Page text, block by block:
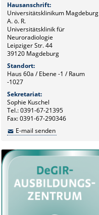
Hausanschrift:
Universitätsklinikum Magdeburg
A. ö. R.
Universitätsklinik für
Neuroradiologie
Leipziger Str. 44
39120 Magdeburg
Standort:
Haus 60a / Ebene -1 / Raum
-1027
Sekretariat:
Sophie Kuschel
Tel.: 0391-67-21395
Fax: 0391-67-290346
E-mail senden